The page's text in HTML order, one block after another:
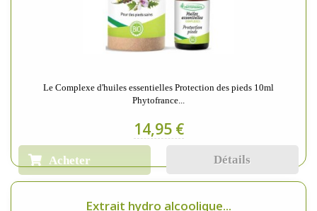
Le Complexe d'huiles essentielles Protection des pieds 10ml
Phytofrance...
14,95 €
Acheter Détails
Extrait hydro alcoolique...